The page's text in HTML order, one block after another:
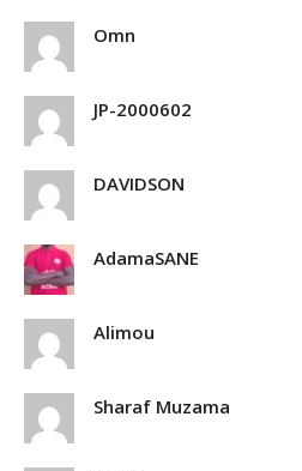
Omn
JP-2000602
DAVIDSON
AdamaSANE
Alimou
Sharaf Muzama